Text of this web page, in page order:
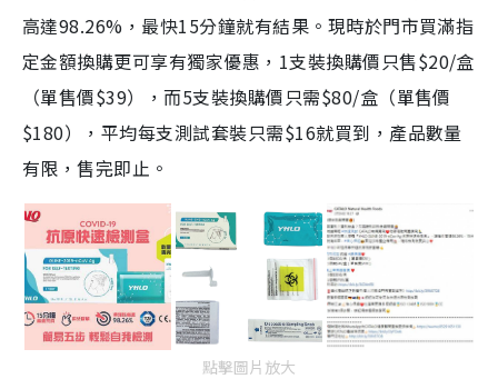
高達98.26%，最快15分鐘就有結果。現時於門市買滿指
定金額換購更可享有獨家優惠，1支裝換購價只售$20/盒
（單售價$39），而5支裝換購價只需$80/盒（單售價
$180），平均每支測試套裝只需$16就買到，產品數量
有限，售完即止。
點擊圖片放大